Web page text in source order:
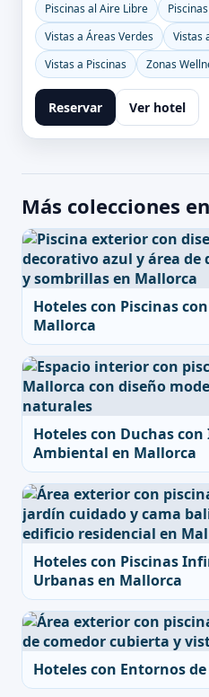
Piscinas al Aire Libre
Vistas a Áreas Verdes
Vistas
Vistas a Piscinas
Zonas
Reservar Ver hotel
Más colecciones
Hoteles con Piscinas
Mallorca
Hoteles con Duchas
Ambiental en Mallorca
Hoteles con Piscinas
Urbanas en Mallorca
Hoteles con Entornos